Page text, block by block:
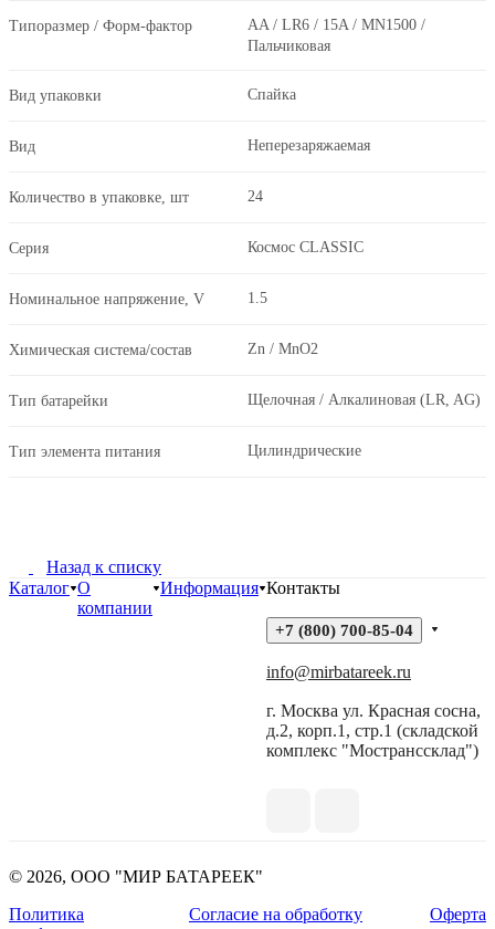
Типоразмер / Форм-фактор
AA / LR6 / 15A / MN1500 /
Пальчиковая
Вид упаковки Спайка
Вид Неперезаряжаемая
Количество в упаковке, шт 24
Серия Космос CLASSIC
Номинальное напряжение, V 1.5
Химическая система/состав Zn / MnO2
Тип батарейки Щелочная / Алкалиновая (LR, AG)
Тип элемента питания Цилиндрические
Назад к списку
Каталог О
компании
Информация Контакты
+7 (800) 700-85-04
info@mirbatareek.ru
г. Москва ул. Красная сосна,
д.2, корп.1, стр.1 (складской
комплекс "Мостранссклад")
© 2026, ООО "МИР БАТАРЕЕК"
Политика
Согласие на обработку
Оферта